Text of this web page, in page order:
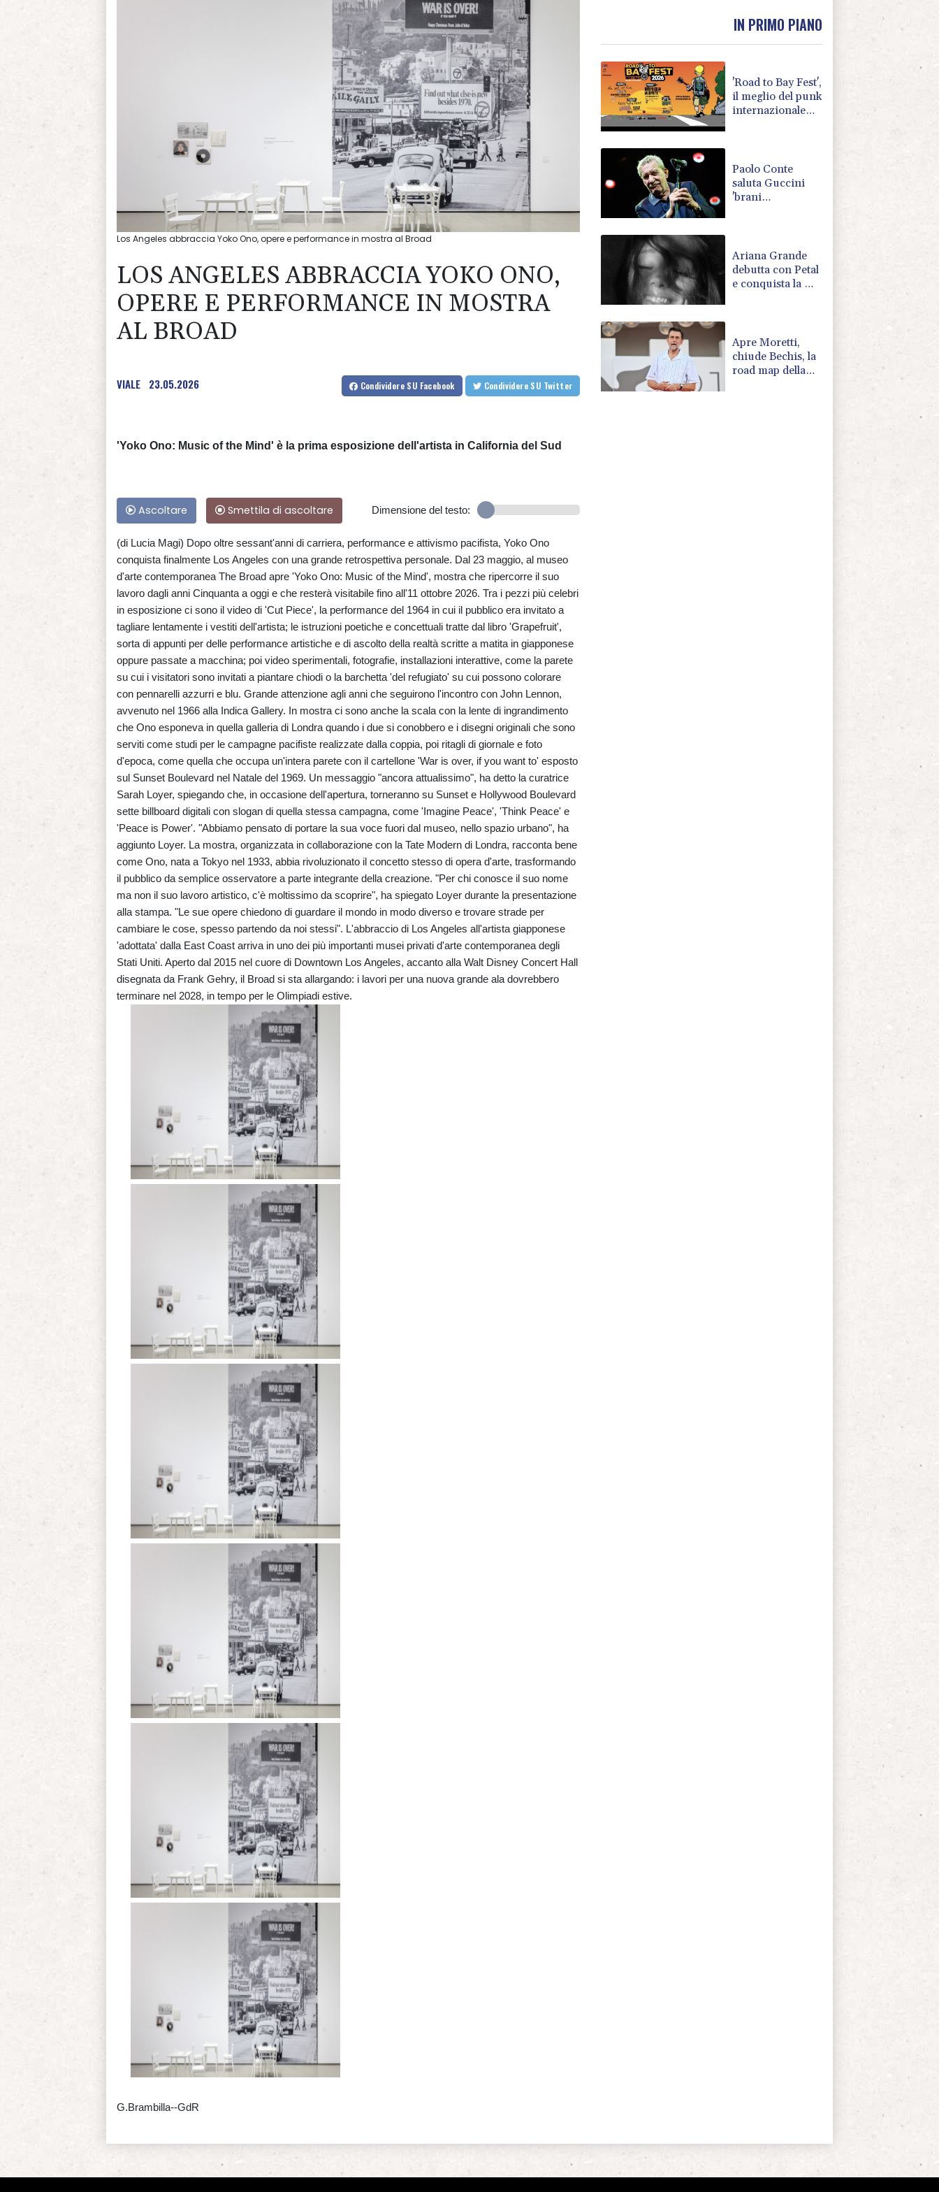
Los Angeles abbraccia Yoko Ono, opere e performance in mostra al Broad
LOS ANGELES ABBRACCIA YOKO ONO,
OPERE E PERFORMANCE IN MOSTRA
AL BROAD
VIALE 23.05.2026 Condividere SU Facebook Condividere SU Twitter
'Yoko Ono: Music of the Mind' è la prima esposizione dell'artista in California del Sud
Ascoltare Smettila di ascoltare Dimensione del testo:
(di Lucia Magi) Dopo oltre sessant'anni di carriera, performance e attivismo pacifista, Yoko Ono
conquista finalmente Los Angeles con una grande retrospettiva personale. Dal 23 maggio, al museo
d'arte contemporanea The Broad apre 'Yoko Ono: Music of the Mind', mostra che ripercorre il suo
lavoro dagli anni Cinquanta a oggi e che resterà visitabile fino all'11 ottobre 2026. Tra i pezzi più celebri
in esposizione ci sono il video di 'Cut Piece', la performance del 1964 in cui il pubblico era invitato a
tagliare lentamente i vestiti dell'artista; le istruzioni poetiche e concettuali tratte dal libro 'Grapefruit',
sorta di appunti per delle performance artistiche e di ascolto della realtà scritte a matita in giapponese
oppure passate a macchina; poi video sperimentali, fotografie, installazioni interattive, come la parete
su cui i visitatori sono invitati a piantare chiodi o la barchetta 'del refugiato' su cui possono colorare
con pennarelli azzurri e blu. Grande attenzione agli anni che seguirono l'incontro con John Lennon,
avvenuto nel 1966 alla Indica Gallery. In mostra ci sono anche la scala con la lente di ingrandimento
che Ono esponeva in quella galleria di Londra quando i due si conobbero e i disegni originali che sono
serviti come studi per le campagne pacifiste realizzate dalla coppia, poi ritagli di giornale e foto
d'epoca, come quella che occupa un'intera parete con il cartellone 'War is over, if you want to' esposto
sul Sunset Boulevard nel Natale del 1969. Un messaggio "ancora attualissimo", ha detto la curatrice
Sarah Loyer, spiegando che, in occasione dell'apertura, torneranno su Sunset e Hollywood Boulevard
sette billboard digitali con slogan di quella stessa campagna, come 'Imagine Peace', 'Think Peace' e
'Peace is Power'. "Abbiamo pensato di portare la sua voce fuori dal museo, nello spazio urbano", ha
aggiunto Loyer. La mostra, organizzata in collaborazione con la Tate Modern di Londra, racconta bene
come Ono, nata a Tokyo nel 1933, abbia rivoluzionato il concetto stesso di opera d'arte, trasformando
il pubblico da semplice osservatore a parte integrante della creazione. "Per chi conosce il suo nome
ma non il suo lavoro artistico, c'è moltissimo da scoprire", ha spiegato Loyer durante la presentazione
alla stampa. "Le sue opere chiedono di guardare il mondo in modo diverso e trovare strade per
cambiare le cose, spesso partendo da noi stessi". L'abbraccio di Los Angeles all'artista giapponese
'adottata' dalla East Coast arriva in uno dei più importanti musei privati d'arte contemporanea degli
Stati Uniti. Aperto dal 2015 nel cuore di Downtown Los Angeles, accanto alla Walt Disney Concert Hall
disegnata da Frank Gehry, il Broad si sta allargando: i lavori per una nuova grande ala dovrebbero
terminare nel 2028, in tempo per le Olimpiadi estive.
G.Brambilla--GdR
IN PRIMO PIANO
'Road to Bay Fest',
il meglio del punk
internazionale
Paolo Conte
saluta Guccini
'brani
divertito'
Ariana Grande
debutta con Petal
e conquista la Hit
Apre Moretti,
chiude Bechis, la
road map della